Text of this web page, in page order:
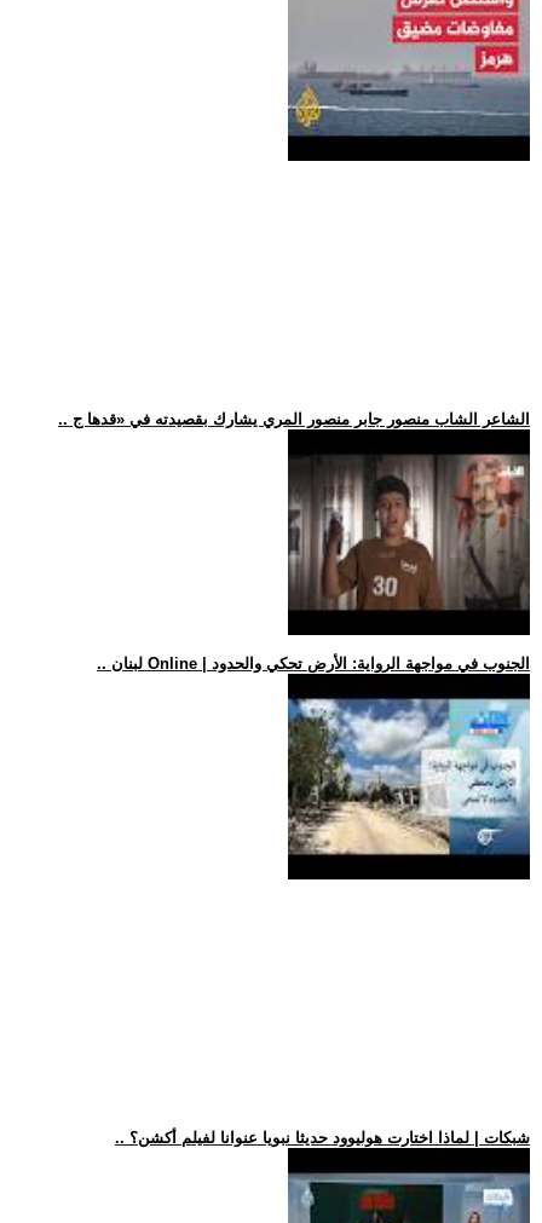
.. الشاعر الشاب منصور جابر منصور المري يشارك بقصيدته في «قدها ج
.. لبنان Online | الجنوب في مواجهة الرواية: الأرض تحكي والحدود
.. شبكات | لماذا اختارت هوليوود حديثا نبويا عنوانا لفيلم أكشن؟